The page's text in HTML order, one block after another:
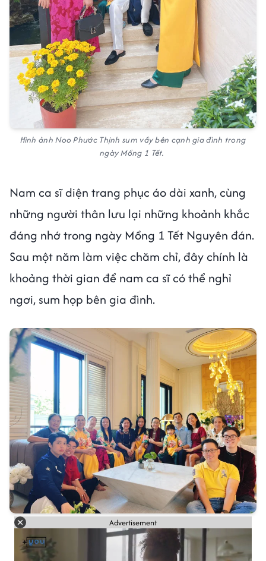
Hình ảnh Noo Phước Thịnh sum vầy bên cạnh gia đình trong
ngày Mồng 1 Tết.
Nam ca sĩ diện trang phục áo dài xanh, cùng
những người thân lưu lại những khoảnh khắc
đáng nhớ trong ngày Mồng 1 Tết Nguyên đán.
Sau một năm làm việc chăm chỉ, đây chính là
khoảng thời gian để nam ca sĩ có thể nghỉ
ngơi, sum họp bên gia đình.
Advertisement